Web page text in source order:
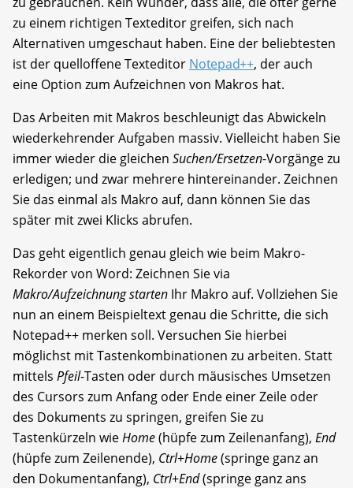
zu einem richtigen Texteditor greifen, sich nach
Alternativen umgeschaut haben. Eine der beliebtesten
ist der quelloffene Texteditor Notepad++, der auch
eine Option zum Aufzeichnen von Makros hat.
Das Arbeiten mit Makros beschleunigt das Abwickeln
wiederkehrender Aufgaben massiv. Vielleicht haben Sie
immer wieder die gleichen Suchen/Ersetzen-Vorgänge zu
erledigen; und zwar mehrere hintereinander. Zeichnen
Sie das einmal als Makro auf, dann können Sie das
später mit zwei Klicks abrufen.
Das geht eigentlich genau gleich wie beim Makro-
Rekorder von Word: Zeichnen Sie via
Makro/Aufzeichnung starten Ihr Makro auf. Vollziehen Sie
nun an einem Beispieltext genau die Schritte, die sich
Notepad++ merken soll. Versuchen Sie hierbei
möglichst mit Tastenkombinationen zu arbeiten. Statt
mittels Pfeil-Tasten oder durch mäusisches Umsetzen
des Cursors zum Anfang oder Ende einer Zeile oder
des Dokuments zu springen, greifen Sie zu
Tastenkürzeln wieHome(hüpfe zum Zeilenanfang), End
(hüpfe zum Zeilenende), Ctrl+Home(springe ganz an
den Dokumentanfang), Ctrl+End(springe ganz ans